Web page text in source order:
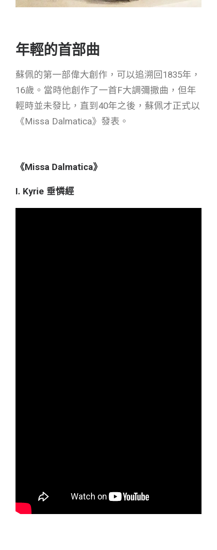
年輕的首部曲
蘇佩的第一部偉大創作，可以追溯回1835年，
16歲。當時他創作了一首F大調彌撒曲，但年
輕時並未發比，直到40年之後，蘇佩才正式以
《Missa Dalmatica》發表。
《Missa Dalmatica》
I. Kyrie 垂憐經